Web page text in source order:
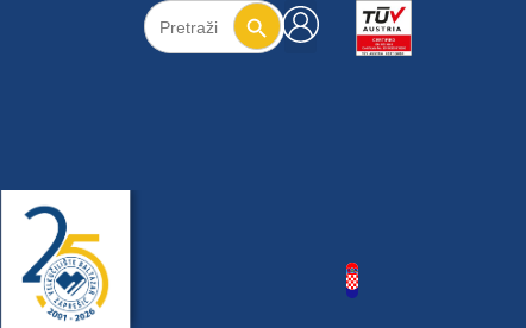
Search
for:
Search Button